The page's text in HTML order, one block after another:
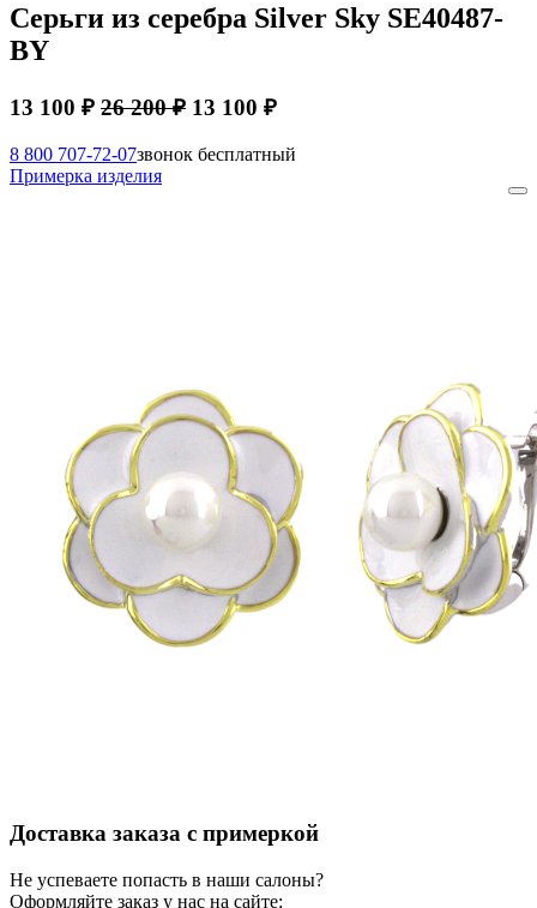
Серьги из серебра Silver Sky SE40487-
BY
13 100 ₽ 26 200 ₽ 13 100 ₽
8 800 707-72-07звонок бесплатный
Примерка изделия
Доставка заказа с примеркой
Не успеваете попасть в наши салоны?
Оформляйте заказ у нас на сайте: